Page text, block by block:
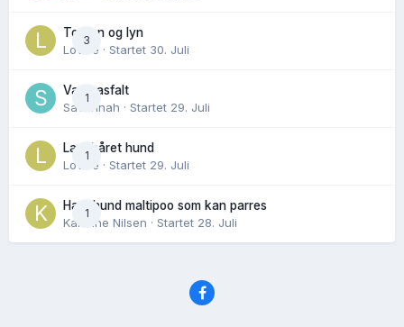
3
Torden og lyn
Lovise · Startet 30. Juli
1
Varm asfalt
Savannah · Startet 29. Juli
1
Langhåret hund
Lovise · Startet 29. Juli
1
Hannhund maltipoo som kan parres
Karoline Nilsen · Startet 28. Juli